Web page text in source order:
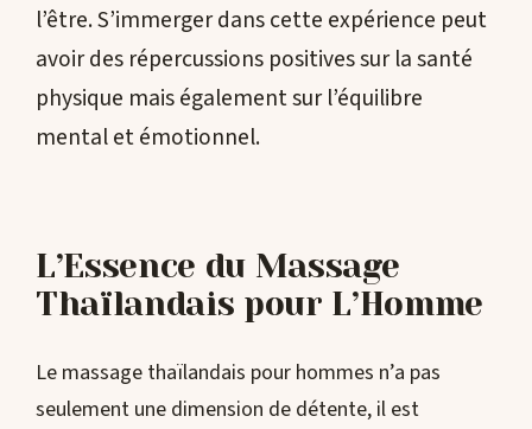
l’être. S’immerger dans cette expérience peut
avoir des répercussions positives sur la santé
physique mais également sur l’équilibre
mental et émotionnel.
L’Essence du Massage
Thaïlandais pour L’Homme
Le massage thaïlandais pour hommes n’a pas
seulement une dimension de détente, il est